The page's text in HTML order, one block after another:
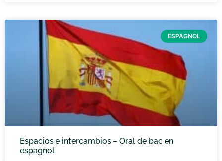
ESPAGNOL
Espacios e intercambios – Oral de bac en
espagnol